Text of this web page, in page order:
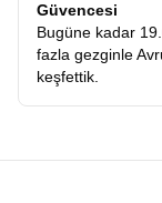
Güvencesi
Bugüne kadar
fazla gezginle
keşfettik.